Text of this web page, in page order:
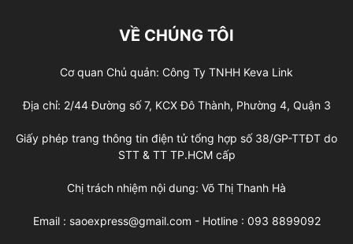
VỀ CHÚNG TÔI
Cơ quan Chủ quản: Công Ty TNHH Keva Link
Địa chỉ: 2/44 Đường số 7, KCX Đô Thành, Phường 4, Quận 3
Giấy phép trang thông tin điện tử tổng hợp số 38/GP-TTĐT do
STT & TT TP.HCM cấp
Chị trách nhiệm nội dung: Võ Thị Thanh Hà
Email : saoexpress@gmail.com - Hotline : 093 8899092